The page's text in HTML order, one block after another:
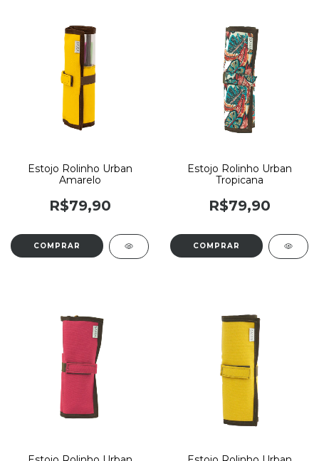
Estojo Rolinho Urban
Amarelo
R$79,90
Estojo Rolinho Urban
Tropicana
R$79,90